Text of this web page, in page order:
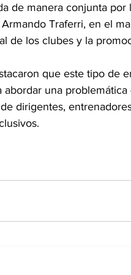
de manera conjunta
Traferri, en el
de los clubes y la
que este tipo de
una
dirigentes,